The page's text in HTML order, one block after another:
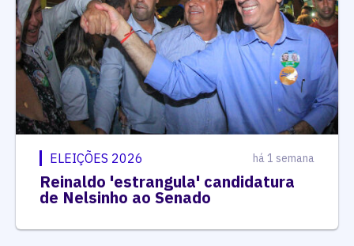
ELEIÇÕES 2026 há 1 semana
Reinaldo 'estrangula' candidatura
de Nelsinho ao Senado